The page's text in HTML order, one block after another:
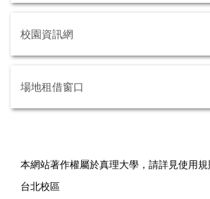
校園資訊網
場地租借窗口
本網站著作權屬於真理大學，請詳見使用規
台北校區